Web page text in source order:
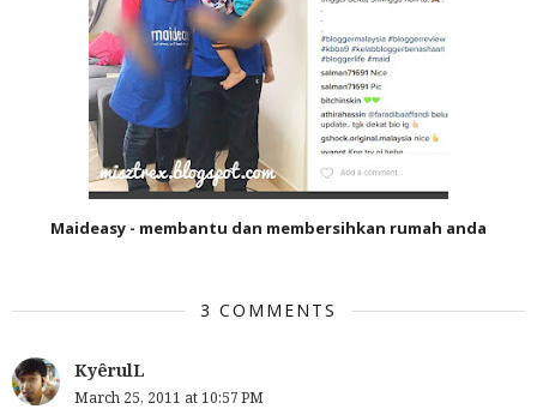
Maideasy - membantu dan membersihkan rumah anda
3 COMMENTS
KyêrulL
March 25, 2011 at 10:57 PM